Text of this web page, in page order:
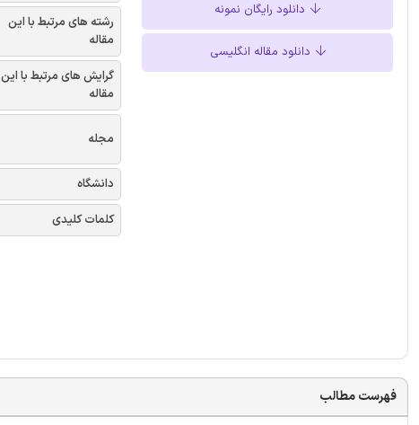
دانلود رایگان نمونه
دانلود مقاله انگلیسی
رشته های مرتبط با این
مقاله
گرایش های مرتبط با این
مقاله
مجله
دانشگاه
کلمات کلیدی
فهرست مطالب